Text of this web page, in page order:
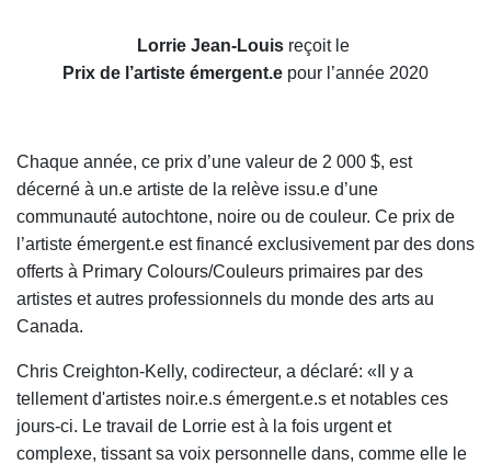
Lorrie Jean-Louis reçoit le
Prix de l’artiste émergent.e pour l’année 2020
Chaque année, ce prix d’une valeur de 2 000 $, est
décerné à un.e artiste de la relève issu.e d’une
communauté autochtone, noire ou de couleur. Ce prix de
l’artiste émergent.e est financé exclusivement par des dons
offerts à Primary Colours/Couleurs primaires par des
artistes et autres professionnels du monde des arts au
Canada.
Chris Creighton-Kelly, codirecteur, a déclaré: «Il y a
tellement d'artistes noir.e.s émergent.e.s et notables ces
jours-ci. Le travail de Lorrie est à la fois urgent et
complexe, tissant sa voix personnelle dans, comme elle le